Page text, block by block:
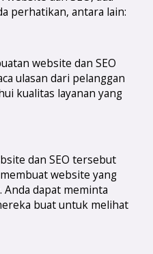
perhatikan, antara lain:
website dan SEO
ulasan dari pelanggan
kualitas layanan yang
dan SEO tersebut
website yang
Anda dapat meminta
buat untuk melihat